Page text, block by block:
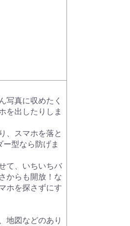
写真に収めたく
を出したりしま
、スマホを落と
型なら防げま
て、いちいちバ
からも開放！な
ホを探さずにす
地図などのあり